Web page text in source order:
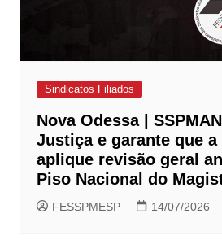
Sindicatos Filiados
Nova Odessa |
Justiça e garante que
aplique revisão geral
Piso Nacional do
FESSPMESP 14/07/2026